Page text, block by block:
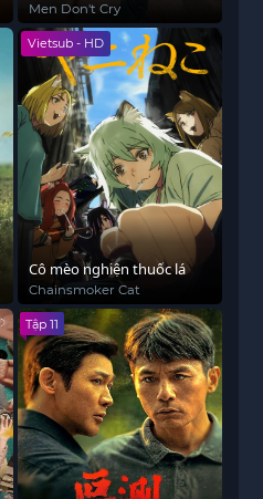
Men Don't Cry
Vietsub - HD
Cô mèo nghiện thuốc lá
Chainsmoker Cat
Tập 11